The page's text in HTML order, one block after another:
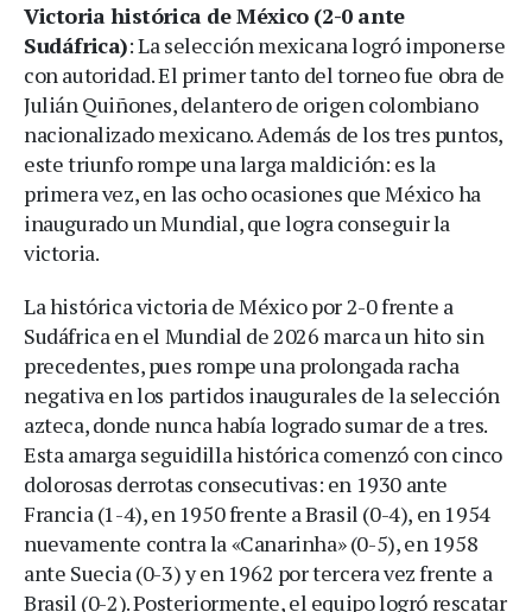
Victoria histórica de México (2-0 ante
Sudáfrica): La selección mexicana logró imponerse
con autoridad. El primer tanto del torneo fue obra de
Julián Quiñones, delantero de origen colombiano
nacionalizado mexicano. Además de los tres puntos,
este triunfo rompe una larga maldición: es la
primera vez, en las ocho ocasiones que México ha
inaugurado un Mundial, que logra conseguir la
victoria.
La histórica victoria de México por 2-0 frente a
Sudáfrica en el Mundial de 2026 marca un hito sin
precedentes, pues rompe una prolongada racha
negativa en los partidos inaugurales de la selección
azteca, donde nunca había logrado sumar de a tres.
Esta amarga seguidilla histórica comenzó con cinco
dolorosas derrotas consecutivas: en 1930 ante
Francia (1-4), en 1950 frente a Brasil (0-4), en 1954
nuevamente contra la «Canarinha» (0-5), en 1958
ante Suecia (0-3) y en 1962 por tercera vez frente a
Brasil (0-2). Posteriormente, el equipo logró rescatar